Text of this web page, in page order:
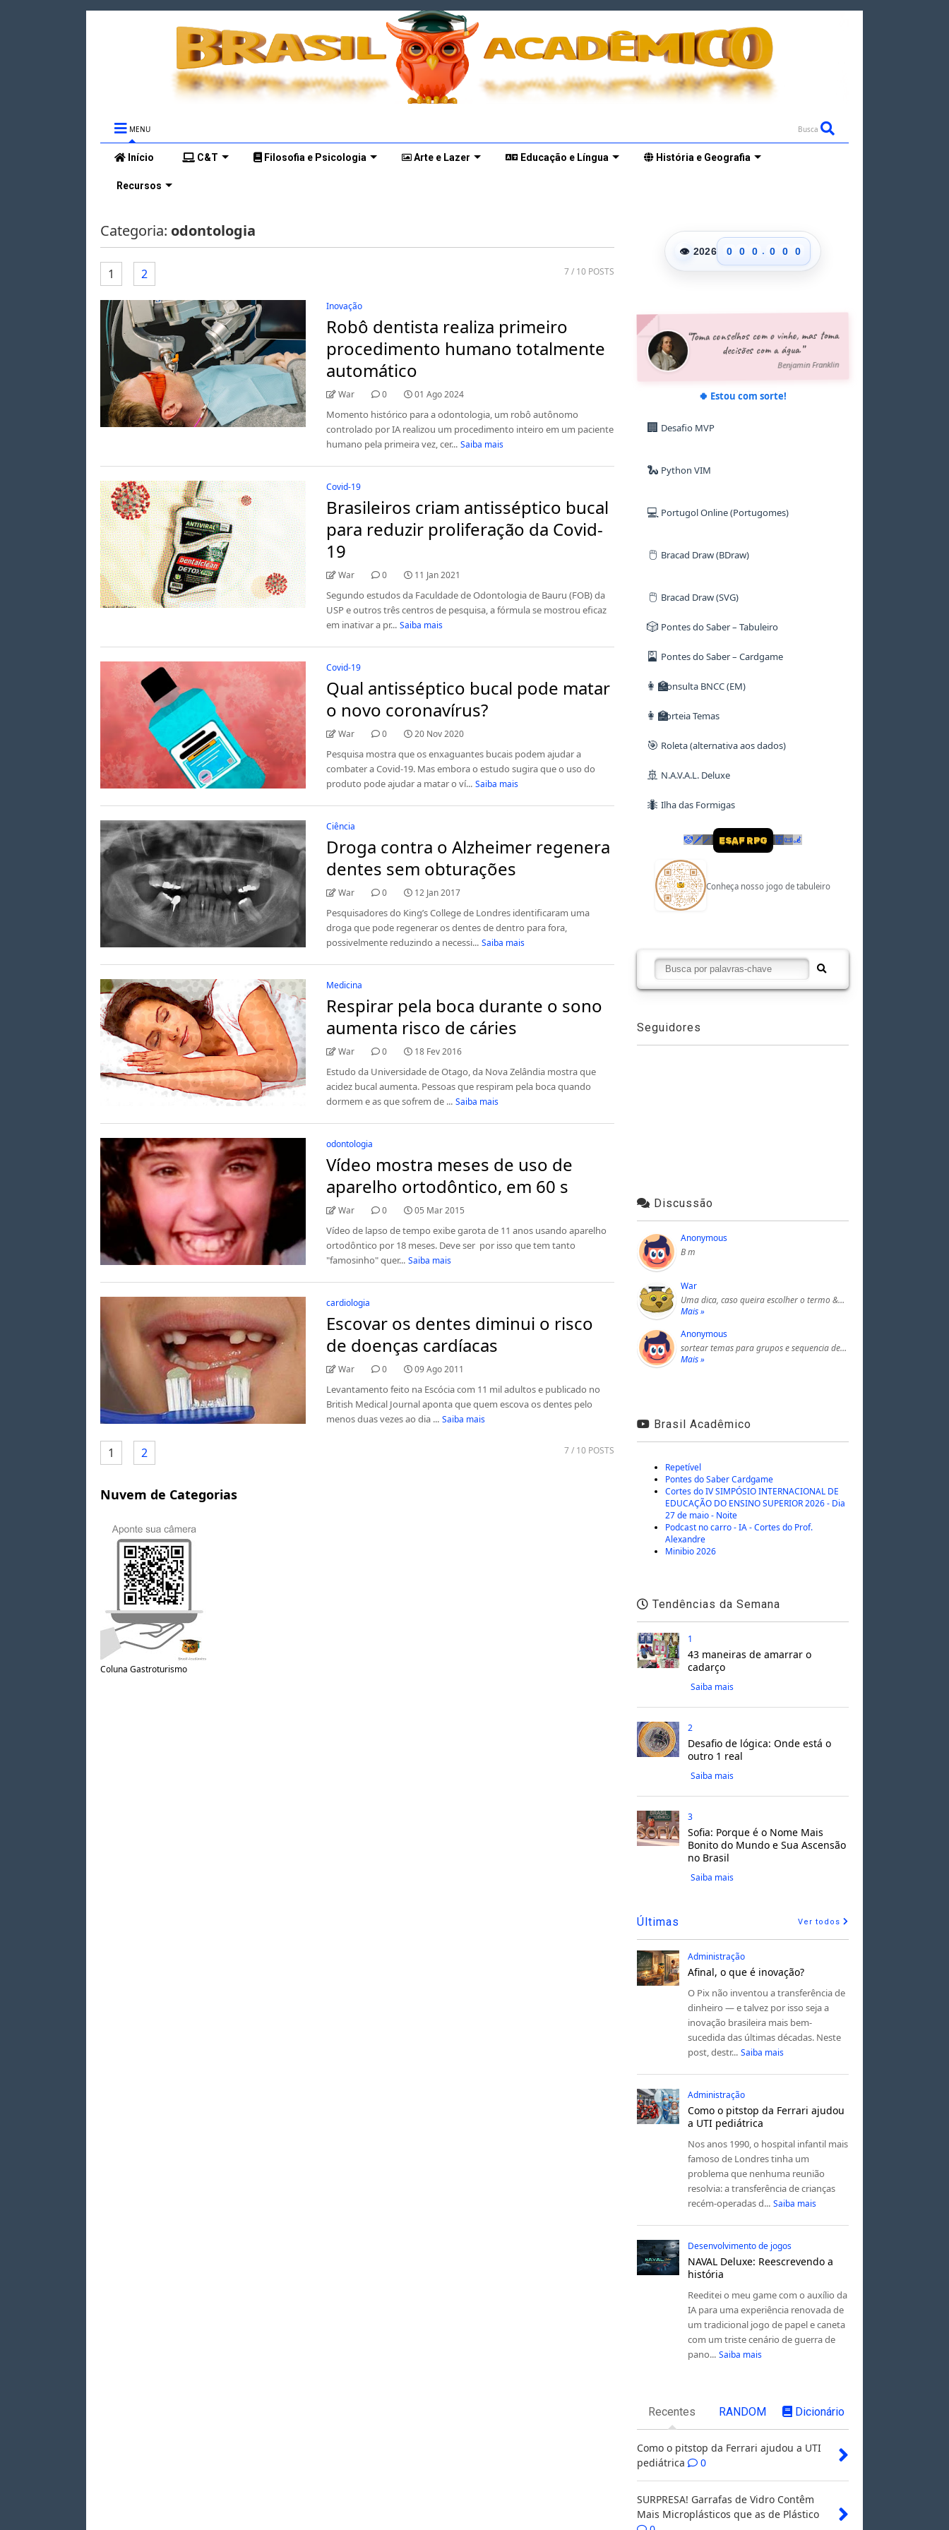
MENU Busca
Início C&T Filosofia e Psicologia Arte e Lazer Educação e Língua História e Geografia
Recursos
Categoria: odontologia
1 2 7/ 10 POSTS
Inovação
Robô dentista realiza primeiro
procedimento humano totalmente
automático
War 0 01 Ago 2024
Momento histórico para a odontologia, um robô autônomo
controlado por IA realizou um procedimento inteiro em um paciente
humano pela primeira vez, cer... Saiba mais
Covid-19
Brasileiros criam antisséptico bucal
para reduzir proliferação da Covid-
19
War 0 11 Jan 2021
Segundo estudos da Faculdade de Odontologia de Bauru (FOB) da
USP e outros três centros de pesquisa, a fórmula se mostrou eficaz
em inativar a pr... Saiba mais
Covid-19
Qual antisséptico bucal pode matar
o novo coronavírus?
War 0 20 Nov 2020
Pesquisa mostra que os enxaguantes bucais podem ajudar a
combater a Covid-19. Mas embora o estudo sugira que o uso do
produto pode ajudar a matar o ví... Saiba mais
Ciência
Droga contra o Alzheimer regenera
dentes sem obturações
War 0 12 Jan 2017
Pesquisadores do King’s College de Londres identificaram uma
droga que pode regenerar os dentes de dentro para fora,
possivelmente reduzindo a necessi... Saiba mais
Medicina
Respirar pela boca durante o sono
aumenta risco de cáries
War 0 18 Fev 2016
Estudo da Universidade de Otago, da Nova Zelândia mostra que
acidez bucal aumenta. Pessoas que respiram pela boca quando
dormem e as que sofrem de ... Saiba mais
odontologia
Vídeo mostra meses de uso de
aparelho ortodôntico, em 60 s
War 0 05 Mar 2015
Vídeo de lapso de tempo exibe garota de 11 anos usando aparelho
ortodôntico por 18 meses. Deve ser por isso que tem tanto
"famosinho" quer... Saiba mais
cardiologia
Escovar os dentes diminui o risco
de doenças cardíacas
War 0 09 Ago 2011
Levantamento feito na Escócia com 11 mil adultos e publicado no
British Medical Journal aponta que quem escova os dentes pelo
menos duas vezes ao dia ... Saiba mais
1 2 7/ 10 POSTS
Nuvem de Categorias
Coluna Gastroturismo
👁 2026
0
1
6
7
0
1
6
7
0
1
6
7
. 0
1
6
7
0
1
6
7
8
0
1
6
7
8
“Toma conselhos com o vinho, mas toma
decisões com a água.”
Benjamin Franklin
🍀 Estou com sorte!
🏢 Desafio MVP
🐍 Python VIM
💻 Portugol Online (Portugomes)
🖱️ Bracad Draw (BDraw)
🖱️ Bracad Draw (SVG)
🎲 Pontes do Saber – Tabuleiro
🎴 Pontes do Saber – Cardgame
👩‍🏫Consulta BNCC (EM)
👩‍🏫Sorteia Temas
🎯 Roleta (alternativa aos dados)
🚢 N.A.V.A.L. Deluxe
🐜 Ilha das Formigas
🤡🗡🪄 ESAF RPG 👹📜🦼
Conheça nosso jogo de tabuleiro
Seguidores
Discussão
Anonymous
B m
War
Uma dica, caso queira escolher o termo &…
Mais »
Anonymous
sortear temas para grupos e sequencia de…
Mais »
Brasil Acadêmico
Repetível
Pontes do Saber Cardgame
Cortes do IV SIMPÓSIO INTERNACIONAL DE
EDUCAÇÃO DO ENSINO SUPERIOR 2026 - Dia
27 de maio - Noite
Podcast no carro - IA - Cortes do Prof.
Alexandre
Minibio 2026
Tendências da Semana
1
43 maneiras de amarrar o
cadarço
Saiba mais
2
Desafio de lógica: Onde está o
outro 1 real
Saiba mais
3
Sofia: Porque é o Nome Mais
Bonito do Mundo e Sua Ascensão
no Brasil
Saiba mais
Últimas Ver todos
Administração
Afinal, o que é inovação?
O Pix não inventou a transferência de
dinheiro — e talvez por isso seja a
inovação brasileira mais bem-
sucedida das últimas décadas. Neste
post, destr... Saiba mais
Administração
Como o pitstop da Ferrari ajudou
a UTI pediátrica
Nos anos 1990, o hospital infantil mais
famoso de Londres tinha um
problema que nenhuma reunião
resolvia: a transferência de crianças
recém-operadas d... Saiba mais
Desenvolvimento de jogos
NAVAL Deluxe: Reescrevendo a
história
Reeditei o meu game com o auxílio da
IA para uma experiência renovada de
um tradicional jogo de papel e caneta
com um triste cenário de guerra de
pano... Saiba mais
Recentes RANDOM Dicionário
Como o pitstop da Ferrari ajudou a UTI
pediátrica
0
SURPRESA! Garrafas de Vidro Contêm
Mais Microplásticos que as de Plástico